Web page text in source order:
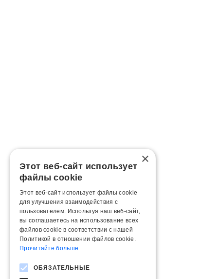
×
Этот веб-сайт использует
файлы cookie
Этот веб-сайт использует файлы cookie
для улучшения взаимодействия с
пользователем. Используя наш веб-сайт,
вы соглашаетесь на использование всех
файлов cookie в соответствии с нашей
Политикой в ​​отношении файлов cookie.
Прочитайте больше
ОБЯЗАТЕЛЬНЫЕ